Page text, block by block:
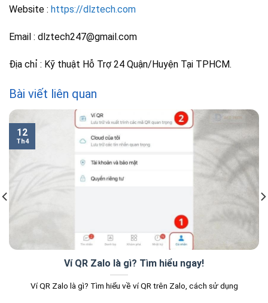
Website : https://dlztech.com
Email : dlztech247@gmail.com
Địa chỉ : Kỹ thuật Hỗ Trợ 24 Quận/Huyện Tại TPHCM.
Bài viết liên quan
Ví QR Zalo là gì? Tìm hiểu ngay!
Ví QR Zalo là gì? Tìm hiểu về ví QR trên Zalo, cách sử dụng
12
Th4